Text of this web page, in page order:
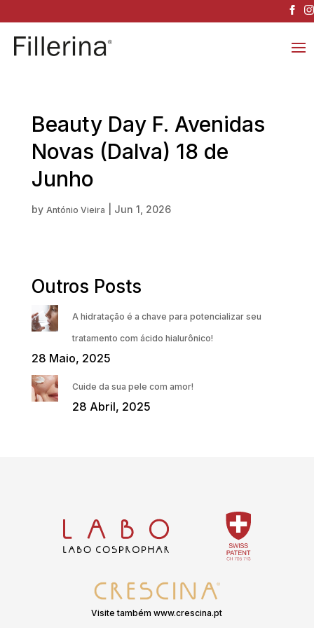
Beauty Day F. Avenidas
Novas (Dalva) 18 de
Junho
by António Vieira Jun 1, 2026
Outros Posts
A hidratação é a chave para potencializar seu
tratamento com ácido hialurônico!
28 Maio, 2025
Cuide da sua pele com amor!
28 Abril, 2025
Visite também www.crescina.pt